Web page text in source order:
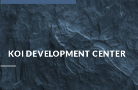
KOI DEVELOPMENT CENTER